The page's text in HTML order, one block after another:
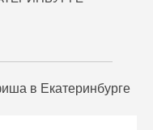
в Екатеринбурге